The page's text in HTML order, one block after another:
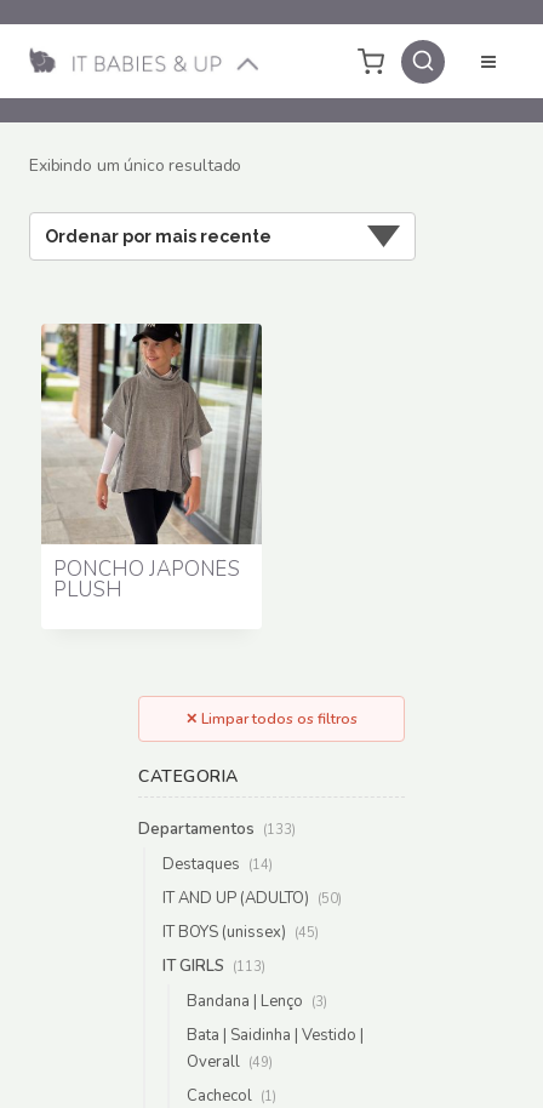
para
Conteúdo
Exibindo um único resultado
PONCHO JAPONÊS
PLUSH
✕ Limpar todos os filtros
CATEGORIA
Departamentos (133)
Destaques (14)
IT AND UP (ADULTO) (50)
IT BOYS (unissex) (45)
IT GIRLS (113)
Bandana | Lenço (3)
Bata | Saidinha | Vestido |
Overall (49)
Cachecol (1)